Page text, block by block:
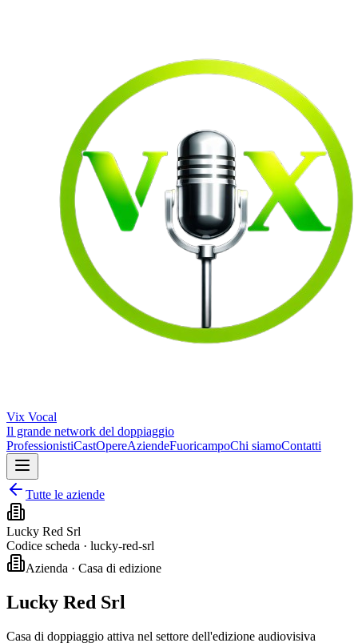
Vix Vocal
Il grande network del doppiaggio
ProfessionistiCastOpereAziendeFuoricampoChi siamoContatti
Tutte le aziende
Lucky Red Srl
Codice scheda · lucky-red-srl
Azienda · Casa di edizione
Lucky Red Srl
Casa di doppiaggio attiva nel settore dell'edizione audiovisiva